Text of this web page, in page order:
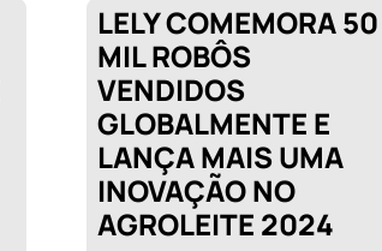
LELY COMEMORA 50
MIL ROBÔS
VENDIDOS
GLOBALMENTE E
LANÇA MAIS UMA
INOVAÇÃO NO
AGROLEITE 2024